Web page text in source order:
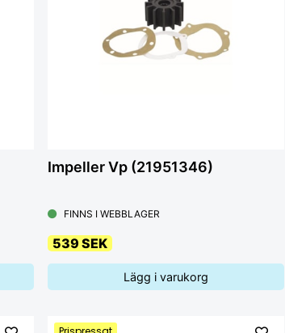
Impeller Vp (21951346)
FINNS I WEBBLAGER
539 SEK
Lägg i varukorg